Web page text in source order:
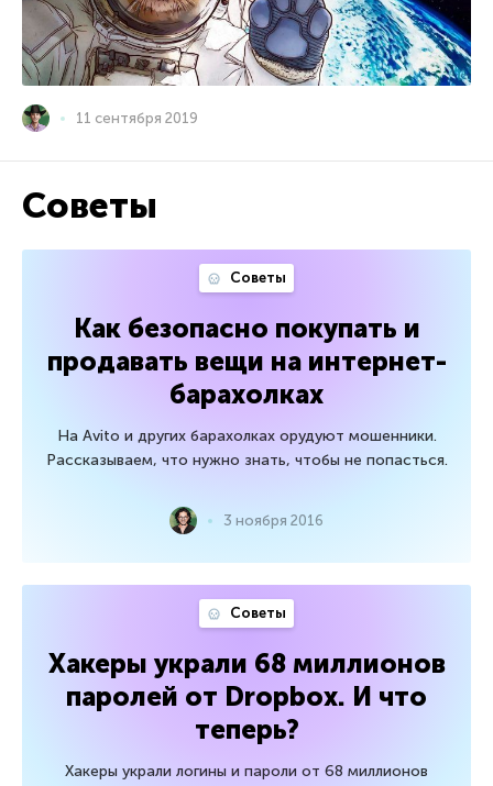
11 сентября 2019
Советы
Советы
Как безопасно покупать и
продавать вещи на интернет-
барахолках
На Avito и других барахолках орудуют мошенники.
Рассказываем, что нужно знать, чтобы не попасться.
3 ноября 2016
Советы
Хакеры украли 68 миллионов
паролей от Dropbox. И что
теперь?
Хакеры украли логины и пароли от 68 миллионов